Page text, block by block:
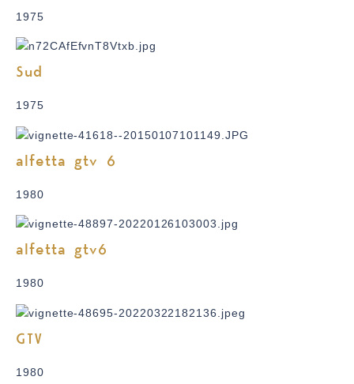
1975
Sud
1975
alfetta gtv 6
1980
alfetta gtv6
1980
GTV
1980